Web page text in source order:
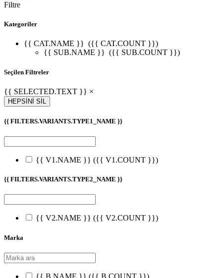
Filtre
Kategoriler
{{ CAT.NAME }} ({{ CAT.COUNT }})
{{ SUB.NAME }} ({{ SUB.COUNT }})
Seçilen Filtreler
{{ SELECTED.TEXT }} ×
HEPSİNİ SİL
{{ FILTERS.VARIANTS.TYPE1_NAME }}
{{ V1.NAME }} ({{ V1.COUNT }})
{{ FILTERS.VARIANTS.TYPE2_NAME }}
{{ V2.NAME }} ({{ V2.COUNT }})
Marka
{{ B.NAME }} ({{ B.COUNT }})